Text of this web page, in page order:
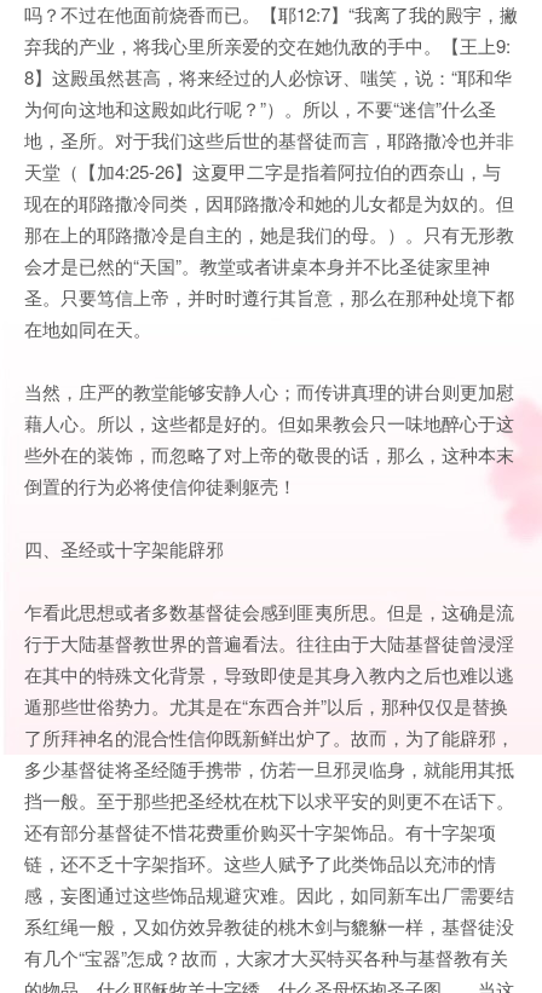
吗？不过在他面前烧香而已。【耶12:7】“我离了我的殿宇，撇
弃我的产业，将我心里所亲爱的交在她仇敌的手中。【王上9:
8】这殿虽然甚高，将来经过的人必惊讶、嗤笑，说：“耶和华
为何向这地和这殿如此行呢？”）。所以，不要“迷信”什么圣
地，圣所。对于我们这些后世的基督徒而言，耶路撒冷也并非
天堂（【加4:25-26】这夏甲二字是指着阿拉伯的西奈山，与
现在的耶路撒冷同类，因耶路撒冷和她的儿女都是为奴的。但
那在上的耶路撒冷是自主的，她是我们的母。）。只有无形教
会才是已然的“天国”。教堂或者讲桌本身并不比圣徒家里神
圣。只要笃信上帝，并时时遵行其旨意，那么在那种处境下都
在地如同在天。
当然，庄严的教堂能够安静人心；而传讲真理的讲台则更加慰
藉人心。所以，这些都是好的。但如果教会只一味地醉心于这
些外在的装饰，而忽略了对上帝的敬畏的话，那么，这种本末
倒置的行为必将使信仰徒剩躯壳！
四、圣经或十字架能辟邪
乍看此思想或者多数基督徒会感到匪夷所思。但是，这确是流
行于大陆基督教世界的普遍看法。往往由于大陆基督徒曾浸淫
在其中的特殊文化背景，导致即使是其身入教内之后也难以逃
遁那些世俗势力。尤其是在“东西合并”以后，那种仅仅是替换
了所拜神名的混合性信仰既新鲜出炉了。故而，为了能辟邪，
多少基督徒将圣经随手携带，仿若一旦邪灵临身，就能用其抵
挡一般。至于那些把圣经枕在枕下以求平安的则更不在话下。
还有部分基督徒不惜花费重价购买十字架饰品。有十字架项
链，还不乏十字架指环。这些人赋予了此类饰品以充沛的情
感，妄图通过这些饰品规避灾难。因此，如同新车出厂需要结
系红绳一般，又如仿效异教徒的桃木剑与貔貅一样，基督徒没
有几个“宝器”怎成？故而，大家才大买特买各种与基督教有关